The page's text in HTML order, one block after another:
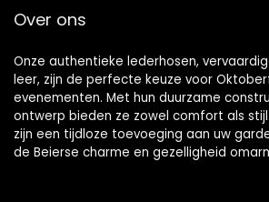
Over ons
Onze authentieke lederhosen,
leer, zijn de perfecte keuze voor
evenementen. Met hun duurzame
ontwerp bieden ze zowel comfort als
zijn een tijdloze toevoeging aan uw
de Beierse charme en gezelligheid